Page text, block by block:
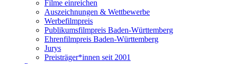
Filme einreichen
Auszeichnungen & Wettbewerbe
Werbefilmpreis
Publikumsfilmpreis Baden-Württemberg
Ehrenfilmpreis Baden-Württemberg
Jurys
Preisträger*innen seit 2001